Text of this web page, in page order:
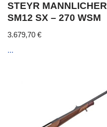
STEYR MANNLICHER
SM12 SX – 270 WSM
3.679,70 €
...